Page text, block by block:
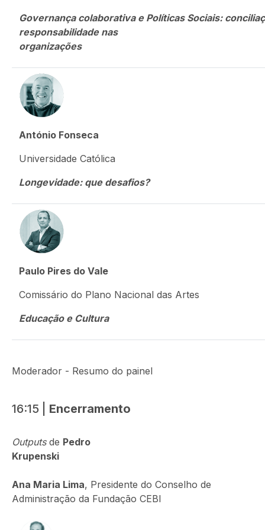
Governança colaborativa e Políticas Sociais:
responsabilidade nas
organizações
António Fonseca
Universidade Católica
Longevidade: que desafios?
Paulo Pires do Vale
Comissário do Plano Nacional das Artes
Educação e Cultura
Moderador - Resumo do painel
16:15 | Encerramento
Outputsde Pedro
Krupenski
Ana Maria Lima, Presidente do Conselho de
Administração da Fundação CEBI